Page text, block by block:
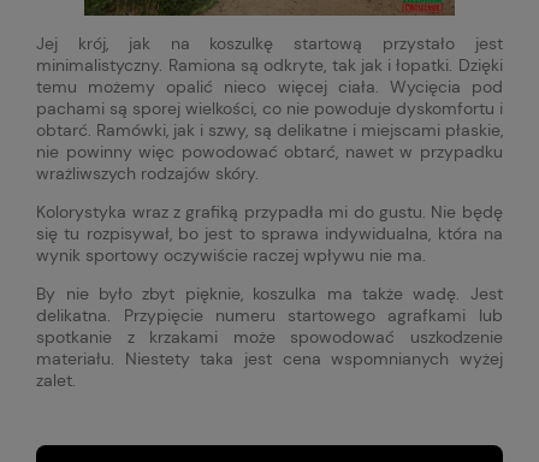
Jej krój, jak na koszulkę startową przystało jest
minimalistyczny. Ramiona są odkryte, tak jak i łopatki. Dzięki
temu możemy opalić nieco więcej ciała. Wycięcia pod
pachami są sporej wielkości, co nie powoduje dyskomfortu i
obtarć. Ramówki, jak i szwy, są delikatne i miejscami płaskie,
nie powinny więc powodować obtarć, nawet w przypadku
wrażliwszych rodzajów skóry.
Kolorystyka wraz z grafiką przypadła mi do gustu. Nie będę
się tu rozpisywał, bo jest to sprawa indywidualna, która na
wynik sportowy oczywiście raczej wpływu nie ma.
By nie było zbyt pięknie, koszulka ma także wadę. Jest
delikatna. Przypięcie numeru startowego agrafkami lub
spotkanie z krzakami może spowodować uszkodzenie
materiału. Niestety taka jest cena wspomnianych wyżej
zalet.